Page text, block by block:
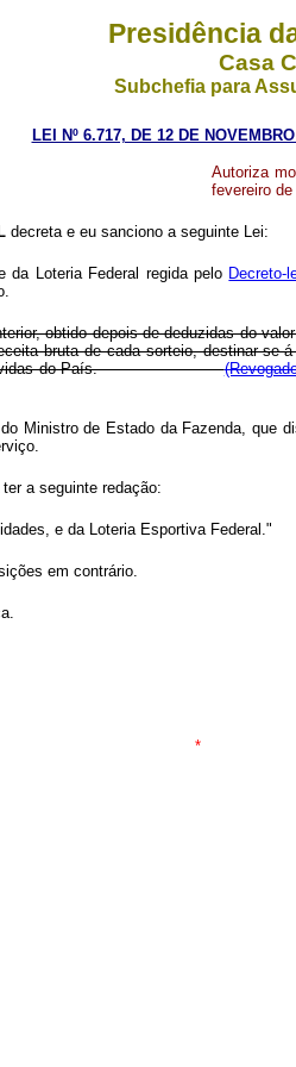
Presidência
Casa
Subchefia para
LEI Nº 6.717, DE 12 DE
Autoriza
fevereiro
decreta e eu sanciono a seguinte Lei:
da Loteria Federal regida pelo Decreto-
obtido depois de deduzidas do
bruta de cada sorteio, destinar-
desenvolvidas do País.
Ministro de Estado da Fazenda, que
a seguinte redação:
e da Loteria Esportiva Federal."
em contrário.
*